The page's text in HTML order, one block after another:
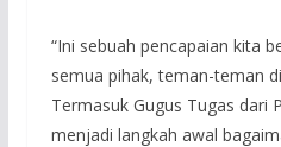
“Ini sebuah pencapaian kita
semua pihak, teman-teman
Termasuk Gugus Tugas dari
menjadi langkah awal